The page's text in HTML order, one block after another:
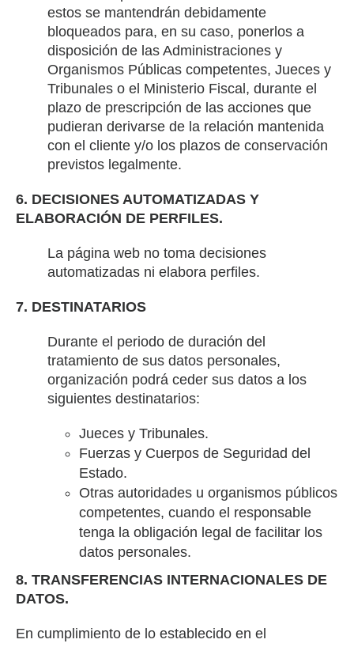
estos se mantendrán debidamente
bloqueados para, en su caso, ponerlos a
disposición de las Administraciones y
Organismos Públicas competentes, Jueces y
Tribunales o el Ministerio Fiscal, durante el
plazo de prescripción de las acciones que
pudieran derivarse de la relación mantenida
con el cliente y/o los plazos de conservación
previstos legalmente.
6. DECISIONES AUTOMATIZADAS Y
ELABORACIÓN DE PERFILES.
La página web no toma decisiones
automatizadas ni elabora perfiles.
7. DESTINATARIOS
Durante el periodo de duración del
tratamiento de sus datos personales,
organización podrá ceder sus datos a los
siguientes destinatarios:
Jueces y Tribunales.
Fuerzas y Cuerpos de Seguridad del
Estado.
Otras autoridades u organismos públicos
competentes, cuando el responsable
tenga la obligación legal de facilitar los
datos personales.
8. TRANSFERENCIAS INTERNACIONALES DE
DATOS.
En cumplimiento de lo establecido en el